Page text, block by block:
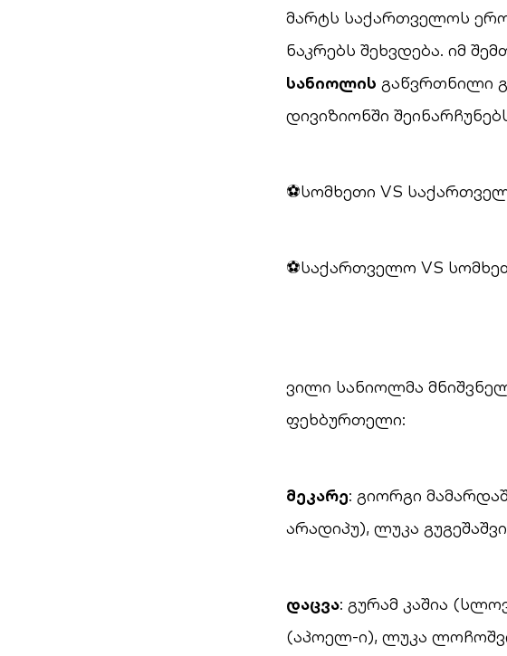
მარტს საქართველოს
ნაკრებს შეხვდება. იმ
სანიოლის გაწვრთნილი
დივიზიონში
⚽სომხეთი VS
⚽საქართველო VS
ვილი სანიოლმა
ფეხბურთელი:
მეკარე: გიორგი
არადიპუ), ლუკა
დაცვა: გურამ კაშია
(აპოელ-ი), ლუკა